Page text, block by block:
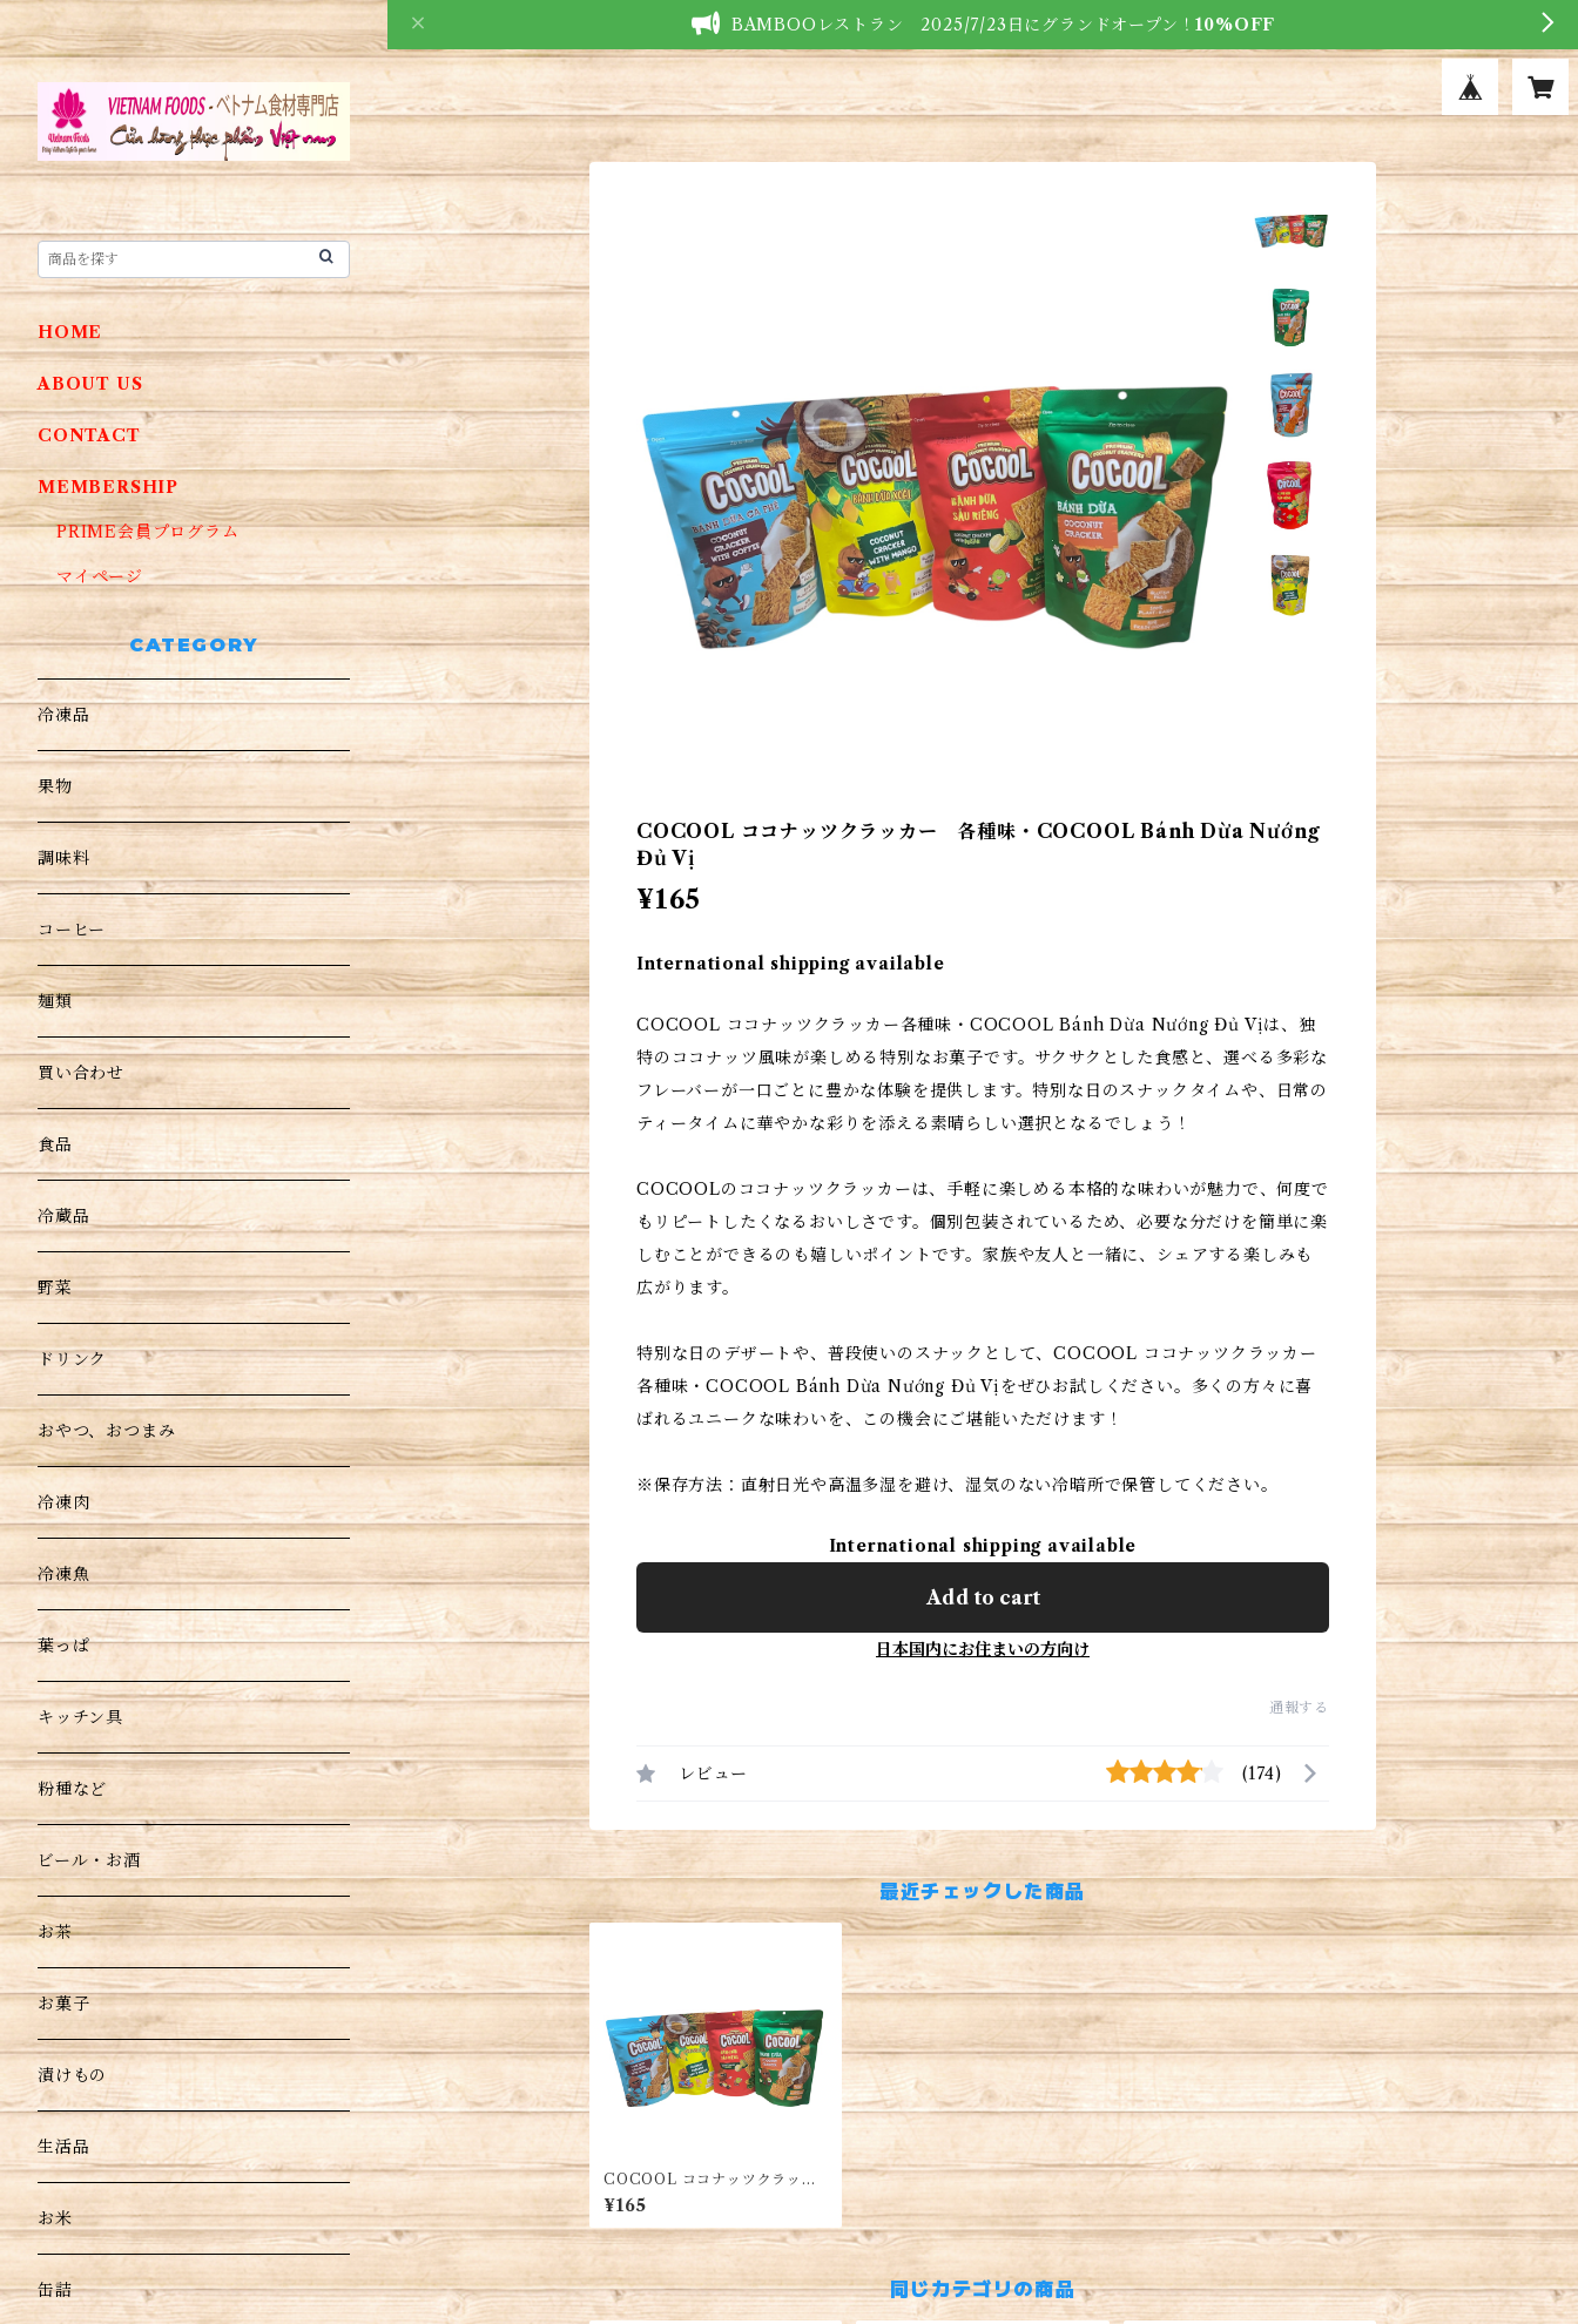
BAMBOOレストラン 2025/7/23日にグランドオープン！10%OFF
COCOOL ココナッツクラッカー 各種味・COCOOL Bánh Dừa Nướng
Đủ Vị
¥165
International shipping available
COCOOL ココナッツクラッカー各種味・COCOOL Bánh Dừa Nướng Đủ Vịは、独
特のココナッツ風味が楽しめる特別なお菓子です。サクサクとした食感と、選べる多彩な
フレーバーが一口ごとに豊かな体験を提供します。特別な日のスナックタイムや、日常の
ティータイムに華やかな彩りを添える素晴らしい選択となるでしょう！
COCOOLのココナッツクラッカーは、手軽に楽しめる本格的な味わいが魅力で、何度で
もリピートしたくなるおいしさです。個別包装されているため、必要な分だけを簡単に楽
しむことができるのも嬉しいポイントです。家族や友人と一緒に、シェアする楽しみも
広がります。
特別な日のデザートや、普段使いのスナックとして、COCOOL ココナッツクラッカー
各種味・COCOOL Bánh Dừa Nướng Đủ Vịをぜひお試しください。多くの方々に喜
ばれるユニークな味わいを、この機会にご堪能いただけます！
※保存方法：直射日光や高温多湿を避け、湿気のない冷暗所で保管してください。
International shipping available
Add to cart
日本国内にお住まいの方向け
通報する
レビュー (174)
最近チェックした商品
COCOOL ココナッツクラッカ
ー 各種味・COCOOL Bánh D
ừa Nướng Đủ Vị
¥165
同じカテゴリの商品
HOME
ABOUT US
CONTACT
MEMBERSHIP
PRIME会員プログラム
マイページ
CATEGORY
冷凍品
果物
調味料
コーヒー
麺類
買い合わせ
食品
冷蔵品
野菜
ドリンク
おやつ、おつまみ
冷凍肉
冷凍魚
葉っぱ
キッチン具
粉種など
ビール・お酒
お茶
お菓子
漬けもの
生活品
お米
缶詰